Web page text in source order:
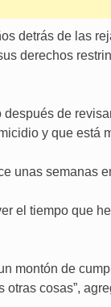
detrás de las
derechos
después de
y que está
unas semanas
el tiempo que
montón de
cosas”,